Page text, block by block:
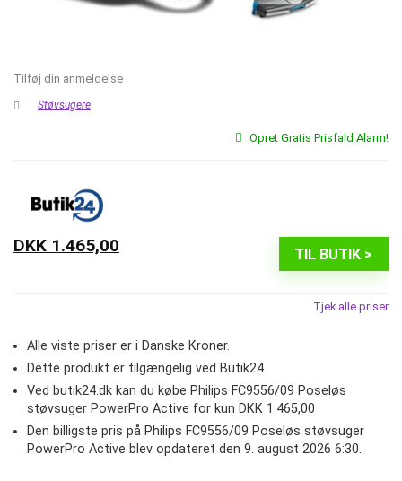
Tilføj din anmeldelse
Støvsugere
Opret Gratis Prisfald Alarm!
TIL BUTIK >
DKK 1.465,00
Tjek alle priser
Alle viste priser er i Danske Kroner.
Dette produkt er tilgængelig ved Butik24.
Ved butik24.dk kan du købe Philips FC9556/09 Poseløs
støvsuger PowerPro Active for kun DKK 1.465,00
Den billigste pris på Philips FC9556/09 Poseløs støvsuger
PowerPro Active blev opdateret den 9. august 2026 6:30.